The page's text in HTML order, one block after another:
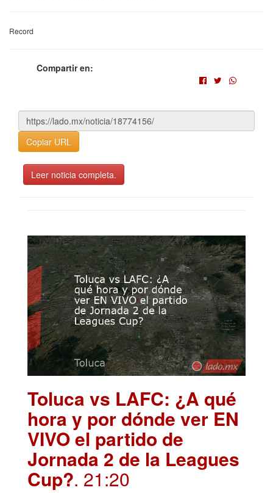
Record
Compartir en:
Copiar URL
Leer noticia completa.
Toluca vs LAFC: ¿A qué
hora y por dónde ver EN
VIVO el partido de
Jornada 2 de la Leagues
Cup?. 21:20